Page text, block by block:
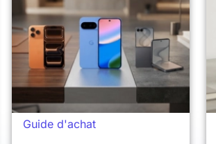
Guide d'achat